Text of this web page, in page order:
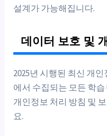
설계가 가능해집니다.
데이터 보호 및
2025년 시행된 최신 개
에서 수집되는 모든 학
개인정보 처리 방침 및
요.